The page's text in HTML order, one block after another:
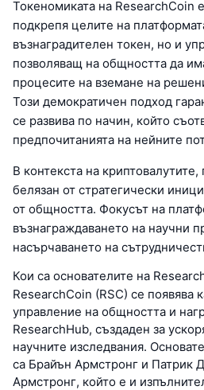
Токеномиката на ResearchCoin
подкрепя целите на
възнаградителен токен, но и
позволяващ на общността да
процесите на вземане на
Този демократичен подход
се развива по начин, който
предпочитанията на нейните
В контекста на
белязан от стратегически
от общността. Фокусът на
възнаграждаването на научни
насърчаването на
Кои са основателите на
ResearchCoin (RSC) се появява
управление на общността и
ResearchHub, създаден за
научните изследвания.
са Брайън Армстронг и Патрик
Армстронг, който е и